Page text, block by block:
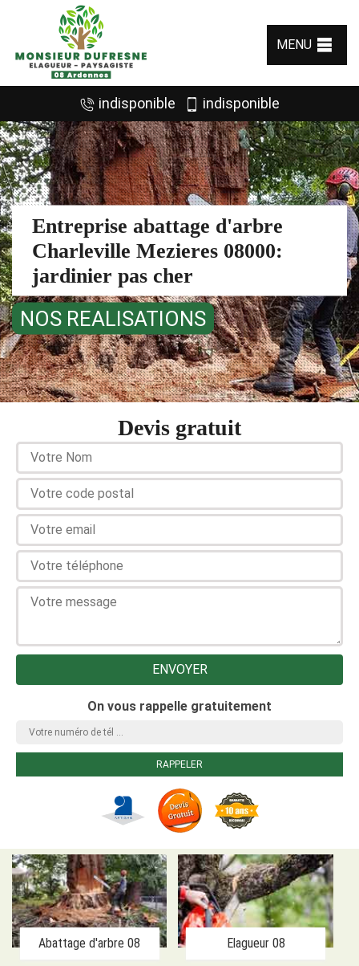
MENU
indisponible indisponible
Entreprise abattage d'arbre
Charleville Mezieres 08000:
jardinier pas cher
NOS REALISATIONS
Devis gratuit
On vous rappelle gratuitement
Abattage d'arbre 08 Elagueur 08